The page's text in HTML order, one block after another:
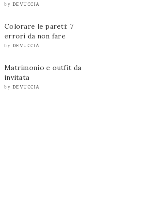
by DEVUCCIA
Colorare le pareti: 7
errori da non fare
by DEVUCCIA
Matrimonio e outfit da
invitata
by DEVUCCIA